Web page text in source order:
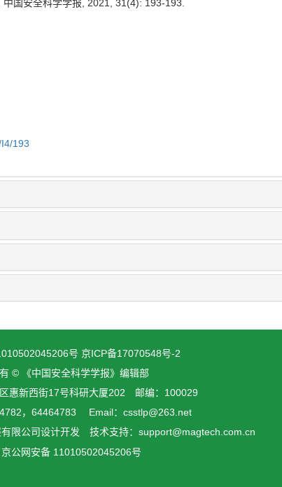
国安全科学学报, 2021, 31(4): 193-193.
193
号 京ICP备17070548号-2
© 《中国安全科学学报》编辑部
惠新西街17号科研大厦202 邮编：100029
，64464783 Email：csstlp@263.net
限公司设计开发 技术支持：support@magtech.com.cn
京公网安备 11010502045206号